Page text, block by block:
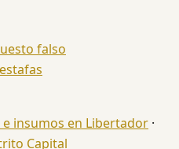
falso
insumos en Libertador ·
Capital